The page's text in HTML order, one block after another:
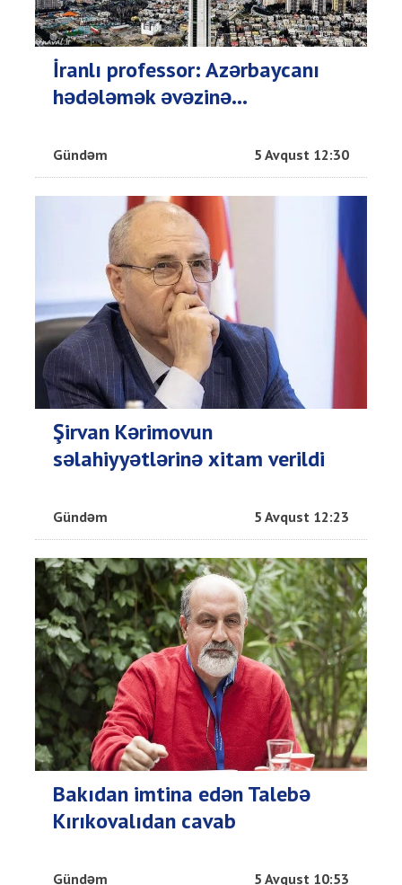
İranlı professor: Azərbaycanı
hədələmək əvəzinə...
Gündəm 5 Avqust 12:30
Şirvan Kərimovun
səlahiyyətlərinə xitam verildi
Gündəm 5 Avqust 12:23
Bakıdan imtina edən Talebə
Kırıkovalıdan cavab
Gündəm 5 Avqust 10:53